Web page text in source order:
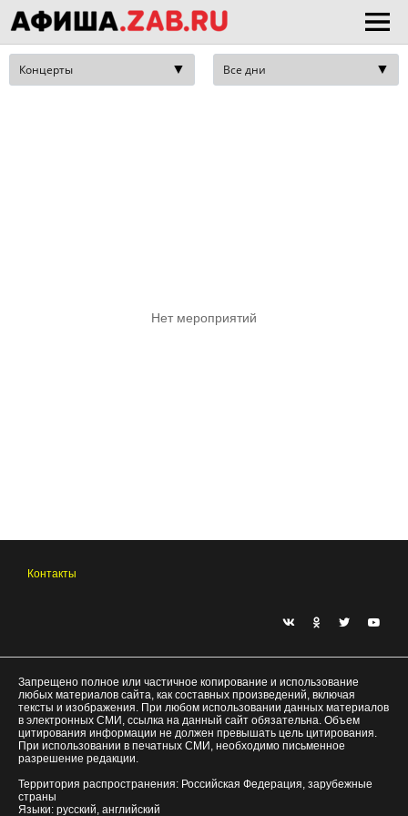
Нет мероприятий
Контакты
Запрещено полное или частичное копирование и использование
любых материалов сайта, как составных произведений, включая
тексты и изображения. При любом использовании данных материалов
в электронных СМИ, ссылка на данный сайт обязательна. Объем
цитирования информации не должен превышать цель цитирования.
При использовании в печатных СМИ, необходимо письменное
разрешение редакции.
Территория распространения: Российская Федерация, зарубежные
страны
Языки: русский, английский